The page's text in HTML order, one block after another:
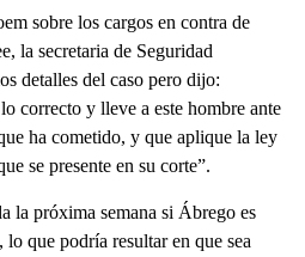
sobre los cargos en contra de
la secretaria de Seguridad
detalles del caso pero dijo:
correcto y lleve a este hombre ante
ha cometido, y que aplique la ley
se presente en su corte”.
la próxima semana si Ábrego es
que podría resultar en que sea